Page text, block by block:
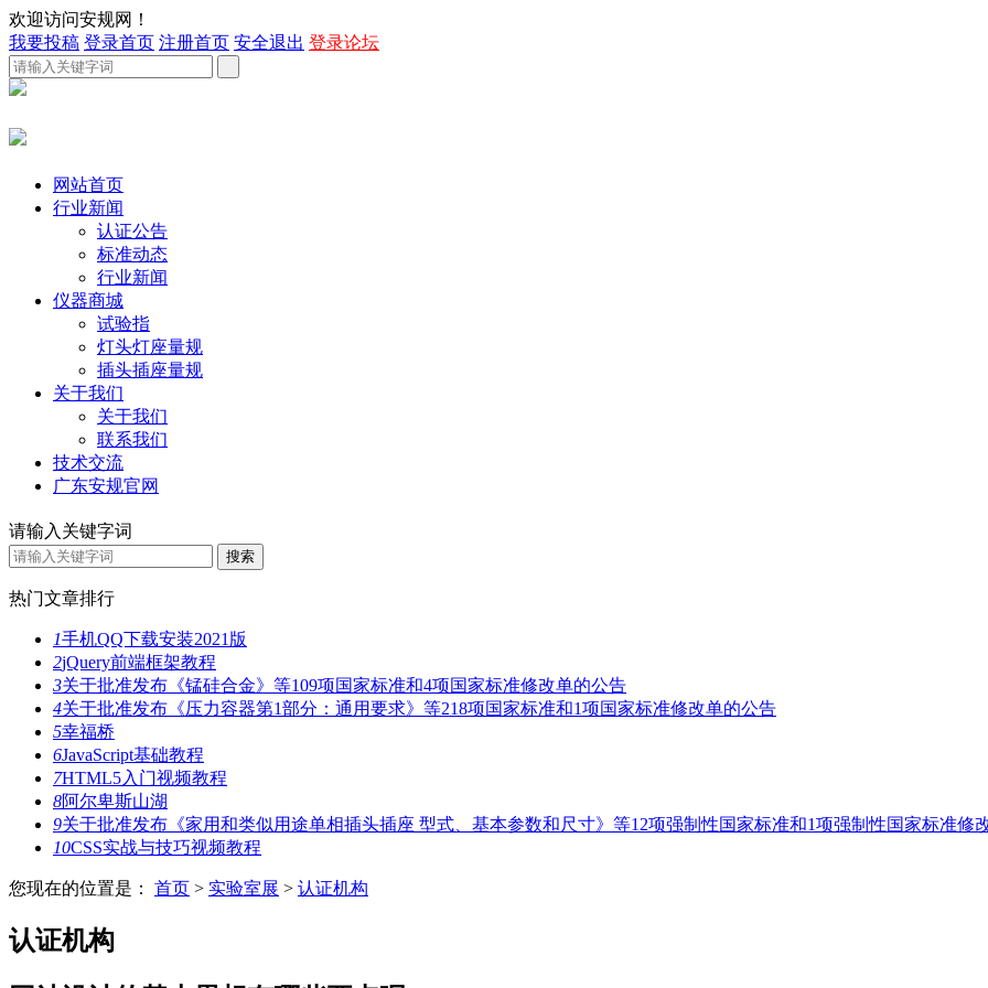
欢迎访问安规网！
我要投稿 登录首页 注册首页 安全退出 登录论坛
网站首页
行业新闻
认证公告
标准动态
行业新闻
仪器商城
试验指
灯头灯座量规
插头插座量规
关于我们
关于我们
联系我们
技术交流
广东安规官网
请输入关键字词
热门文章排行
1手机QQ下载安装2021版
2jQuery前端框架教程
3关于批准发布《锰硅合金》等109项国家标准和4项国家标准修改单的公告
4关于批准发布《压力容器第1部分：通用要求》等218项国家标准和1项国家标准修改单的公告
5幸福桥
6JavaScript基础教程
7HTML5入门视频教程
8阿尔卑斯山湖
9关于批准发布《家用和类似用途单相插头插座 型式、基本参数和尺寸》等12项强制性国家标准和1项强制性国家标准修
10CSS实战与技巧视频教程
您现在的位置是： 首页 > 实验室展 > 认证机构
认证机构